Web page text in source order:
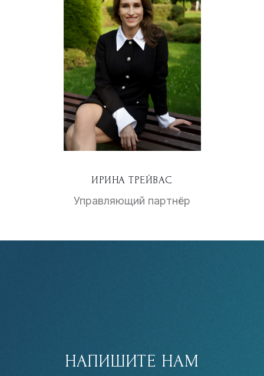
ИРИНА ТРЕЙВАС
Управляющий партнёр
НАПИШИТЕ НАМ